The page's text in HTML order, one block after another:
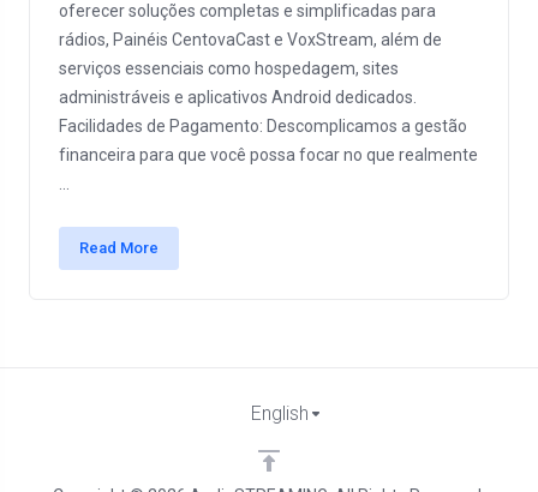
oferecer soluções completas e simplificadas para
rádios, Painéis CentovaCast e VoxStream, além de
serviços essenciais como hospedagem, sites
administráveis e aplicativos Android dedicados.
Facilidades de Pagamento: Descomplicamos a gestão
financeira para que você possa focar no que realmente
Read More
English